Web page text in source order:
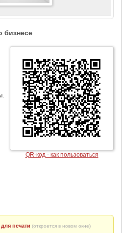
бизнесе
QR-код - как пользоваться
печати (откроется в новом окне)